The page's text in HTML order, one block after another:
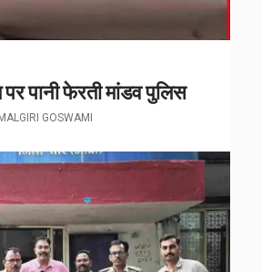
पानी फेरती मांडव पुलिस
GOSWAMI